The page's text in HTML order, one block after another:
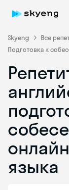
Skyeng Все
Подготовка к
языка
Skyeng